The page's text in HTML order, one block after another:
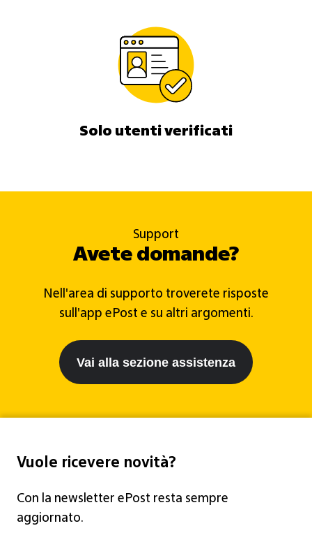
Solo utenti verificati
Support
Avete domande?
Nell'area di supporto troverete risposte
sull'app ePost e su altri argomenti.
Vai alla sezione assistenza
Vuole ricevere novità?
Con la newsletter ePost resta sempre
aggiornato.